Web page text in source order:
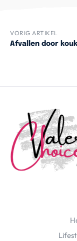
VORIG ARTIKEL
Afvallen door